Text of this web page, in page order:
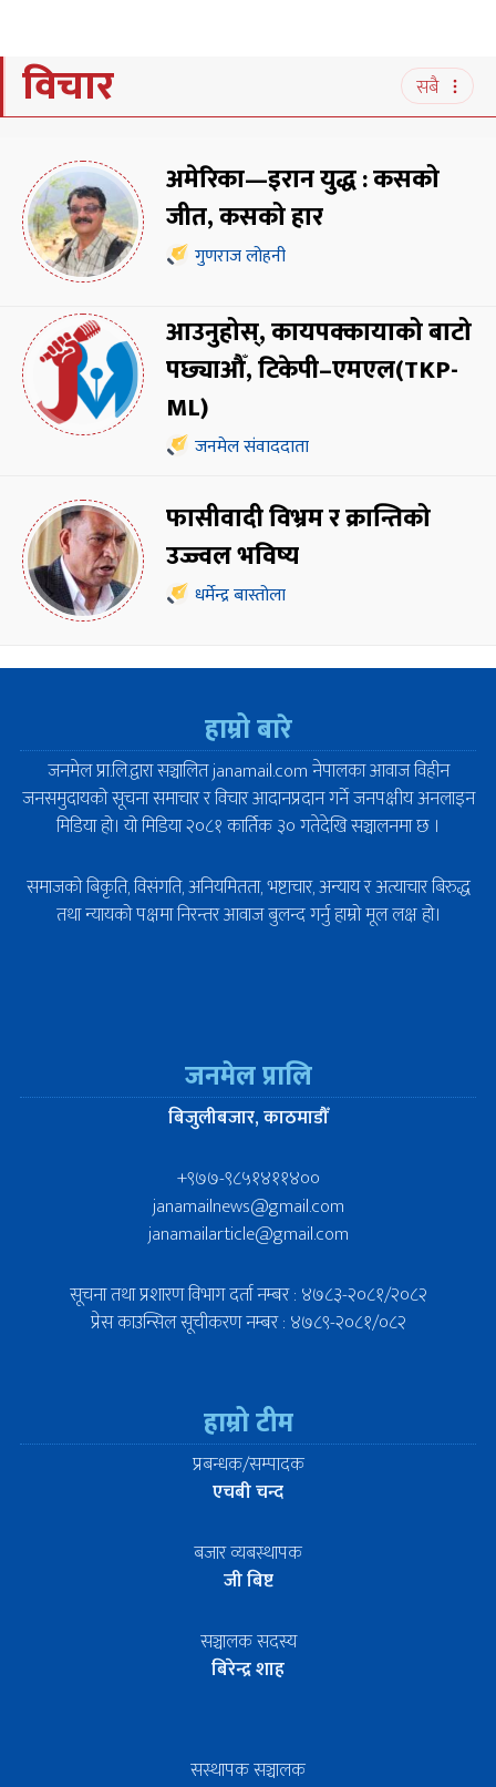
विचार सबै
अमेरिका—इरान युद्ध : कसको
जीत, कसको हार
गुणराज लोहनी
आउनुहोस्, कायपक्कायाको बाटो
पछ्याऔँ, टिकेपी–एमएल(TKP-
ML)
जनमेल संवाददाता
फासीवादी विभ्रम र क्रान्तिको
उज्ज्वल भविष्य
धर्मेन्द्र बास्तोला
हाम्रो बारे
जनमेल प्रा.लि.द्वारा सञ्चालित janamail.com नेपालका आवाज विहीन
जनसमुदायको सूचना समाचार र विचार आदानप्रदान गर्ने जनपक्षीय अनलाइन
मिडिया हो। यो मिडिया २०८१ कार्तिक ३० गतेदेखि सञ्चालनमा छ ।
समाजको बिकृति, विसंगति, अनियमितता, भष्टाचार, अन्याय र अत्याचार बिरुद्ध
तथा न्यायको पक्षमा निरन्तर आवाज बुलन्द गर्नु हाम्रो मूल लक्ष हो।
जनमेल प्रालि
बिजुलीबजार, काठमाडौँ
+९७७-९८५१४११४००
janamailnews@gmail.com
janamailarticle@gmail.com
सूचना तथा प्रशारण विभाग दर्ता नम्बर : ४७८३-२०८१/२०८२
प्रेस काउन्सिल सूचीकरण नम्बर : ४७८९-२०८१/०८२
हाम्रो टीम
प्रबन्धक/सम्पादक
एचबी चन्द
बजार व्यबस्थापक
जी बिष्ट
सञ्चालक सदस्य
बिरेन्द्र शाह
सस्थापक सञ्चालक